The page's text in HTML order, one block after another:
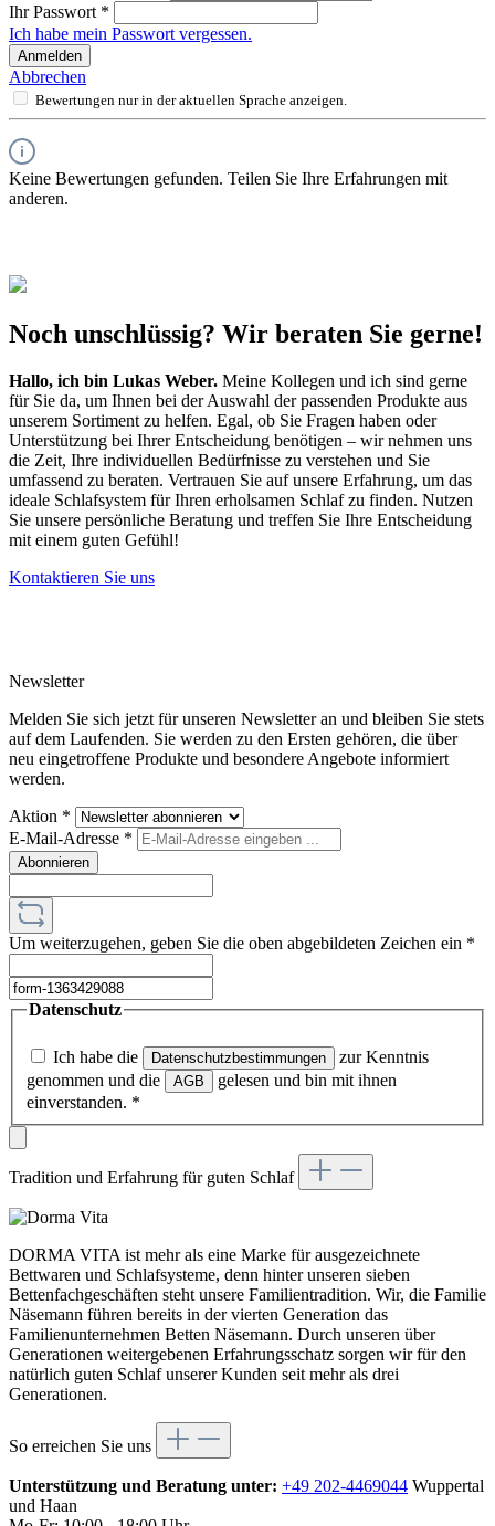
Ihr Passwort *
Ich habe mein Passwort vergessen.
Anmelden
Abbrechen
Bewertungen nur in der aktuellen Sprache anzeigen.
Keine Bewertungen gefunden. Teilen Sie Ihre Erfahrungen mit
anderen.
Noch unschlüssig? Wir beraten Sie gerne!
Hallo, ich bin Lukas Weber. Meine Kollegen und ich sind gerne
für Sie da, um Ihnen bei der Auswahl der passenden Produkte aus
unserem Sortiment zu helfen. Egal, ob Sie Fragen haben oder
Unterstützung bei Ihrer Entscheidung benötigen – wir nehmen uns
die Zeit, Ihre individuellen Bedürfnisse zu verstehen und Sie
umfassend zu beraten. Vertrauen Sie auf unsere Erfahrung, um das
ideale Schlafsystem für Ihren erholsamen Schlaf zu finden. Nutzen
Sie unsere persönliche Beratung und treffen Sie Ihre Entscheidung
mit einem guten Gefühl!
Kontaktieren Sie uns
Newsletter
Melden Sie sich jetzt für unseren Newsletter an und bleiben Sie stets
auf dem Laufenden. Sie werden zu den Ersten gehören, die über
neu eingetroffene Produkte und besondere Angebote informiert
werden.
Aktion *
E-Mail-Adresse *
Abonnieren
Um weiterzugehen, geben Sie die oben abgebildeten Zeichen ein *
Datenschutz
Ich habe die Datenschutzbestimmungen
zur Kenntnis
genommen und die
AGB
gelesen und bin mit ihnen
einverstanden. *
Tradition und Erfahrung für guten Schlaf
DORMA VITA ist mehr als eine Marke für ausgezeichnete
Bettwaren und Schlafsysteme, denn hinter unseren sieben
Bettenfachgeschäften steht unsere Familientradition. Wir, die Familie
Näsemann führen bereits in der vierten Generation das
Familienunternehmen Betten Näsemann. Durch unseren über
Generationen weitergebenen Erfahrungsschatz sorgen wir für den
natürlich guten Schlaf unserer Kunden seit mehr als drei
Generationen.
So erreichen Sie uns
Unterstützung und Beratung unter: +49 202-4469044 Wuppertal
und Haan